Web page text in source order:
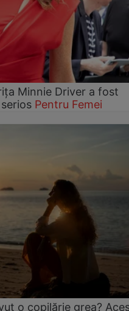
Minnie Driver a fost
Pentru Femei
o copilărie grea?